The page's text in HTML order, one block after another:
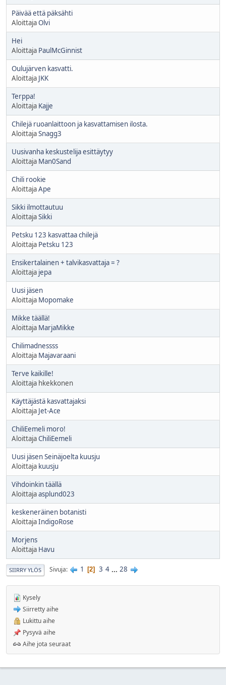
Päivää että päksähti
AloittajaOlvi
Hei
Aloittaja PaulMcGinnist
Oulujärven kasvatti.
Aloittaja JKK
Terppa!
Aloittaja Kajje
Chilejä ruoanlaittoon ja kasvattamisen ilosta.
AloittajaSnagg3
Uusivanha keskustelija esittäytyy
Aloittaja Man0Sand
Chili rookie
AloittajaApe
Sikki ilmottautuu
AloittajaSikki
Petsku 123 kasvattaa chilejä
Aloittaja Petsku 123
Ensikertalainen + talvikasvattaja = ?
Aloittaja jepa
Uusi jäsen
Aloittaja Mopomake
Mikke täällä!
Aloittaja MarjaMikke
Chilimadnessss
Aloittaja Majavaraani
Terve kaikille!
Aloittaja hkekkonen
Käyttäjästä kasvattajaksi
Aloittaja Jet-Ace
ChiliEemeli moro!
AloittajaChiliEemeli
Uusi jäsen Seinäjoelta kuusju
Aloittaja kuusju
Vihdoinkin täällä
Aloittajaasplund023
keskeneräinen botanisti
AloittajaIndigoRose
Morjens
Aloittaja Havu
SIIRRY YLÖS Sivuja 1 2 3 4 ... 28
Kysely
Siirretty aihe
Lukittu aihe
Pysyvä aihe
Aihe jota seuraat